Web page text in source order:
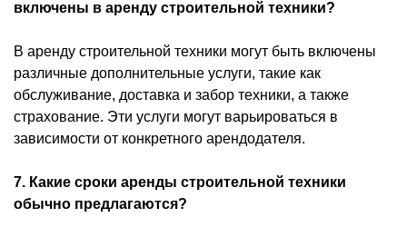
включены в аренду строительной техники?
В аренду строительной техники могут быть включены
различные дополнительные услуги, такие как
обслуживание, доставка и забор техники, а также
страхование. Эти услуги могут варьироваться в
зависимости от конкретного арендодателя.
7. Какие сроки аренды строительной техники
обычно предлагаются?